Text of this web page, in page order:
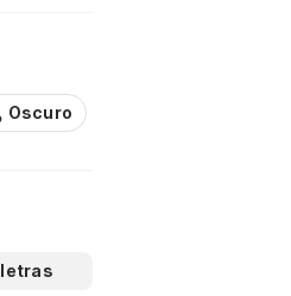
Oscuro
letras